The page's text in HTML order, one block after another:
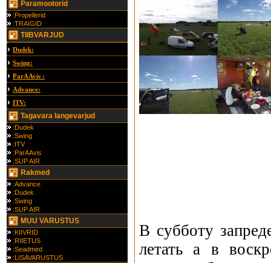
Paramootorid
:Propellerid
:TRAIGID
TIIBVARJUD
Dudek:
Swing:
ParAAvis :
Advance:
ITV:
Tagavara langevarjud
:Dudek
:Swing
:ITV
:ParAAvis
:SUP AIR
Rakmed
:Advance
:Dudek
:Swing
:SUP AIR
MUU VARUSTUS
:KIIVRID
:RIIETUS
:Seadmed
:LISAVARUSTUS
В субботу
летать а в